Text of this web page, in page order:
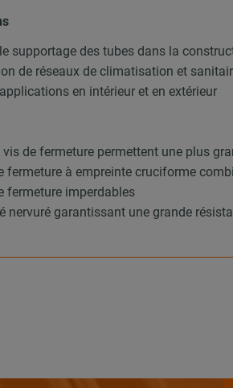
supportage des tubes dans la
de réseaux de climatisation et
en intérieur et en extérieur
vis de fermeture permettent une plus
fermeture à empreinte cruciforme combi
fermeture imperdables
nervuré garantissant une grande